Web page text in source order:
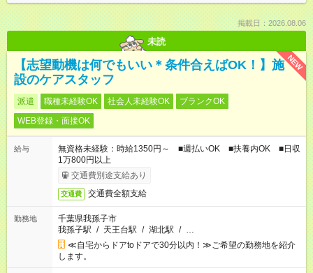
掲載日：2026.08.06
未読
NEW
【志望動機は何でもいい＊条件合えばOK！】施
設のケアスタッフ
派遣 職種未経験OK 社会人未経験OK
ブランクOK
WEB登録・面接OK
給与
無資格未経験：時給1350円～ ■週払いOK ■扶養内OK ■日収
1万800円以上
交通費別途支給あり
交通費 交通費全額支給
勤務地
千葉県我孫子市
我孫子駅 / 天王台駅 / 湖北駅 / …
≪自宅からドアtoドアで30分以内！≫ご希望の勤務地を紹介
します。